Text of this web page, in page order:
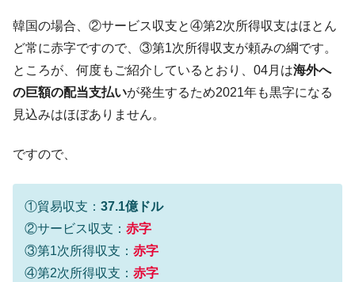
韓国の場合、②サービス収支と④第2次所得収支はほとん
ど常に赤字ですので、③第1次所得収支が頼みの綱です。
ところが、何度もご紹介しているとおり、04月は海外へ
の巨額の配当支払いが発生するため2021年も黒字になる
見込みはほぼありません。
ですので、
①貿易収支： 37.1億ドル
②サービス収支： 赤字
③第1次所得収支： 赤字
④第2次所得収支： 赤字